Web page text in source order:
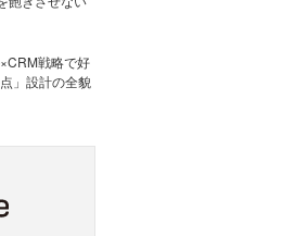
戦略で好
」設計の全貌